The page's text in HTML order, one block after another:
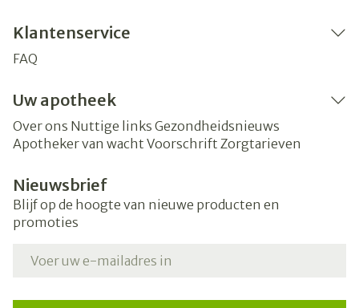
Klantenservice
FAQ
Uw apotheek
Over ons Nuttige links Gezondheidsnieuws
Apotheker van wacht Voorschrift Zorgtarieven
Nieuwsbrief
Blijf op de hoogte van nieuwe producten en
promoties